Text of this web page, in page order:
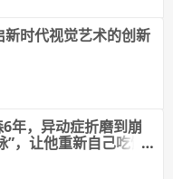
时代视觉艺术的创新
年，异动症折磨到崩
”，让他重新自己吃饭